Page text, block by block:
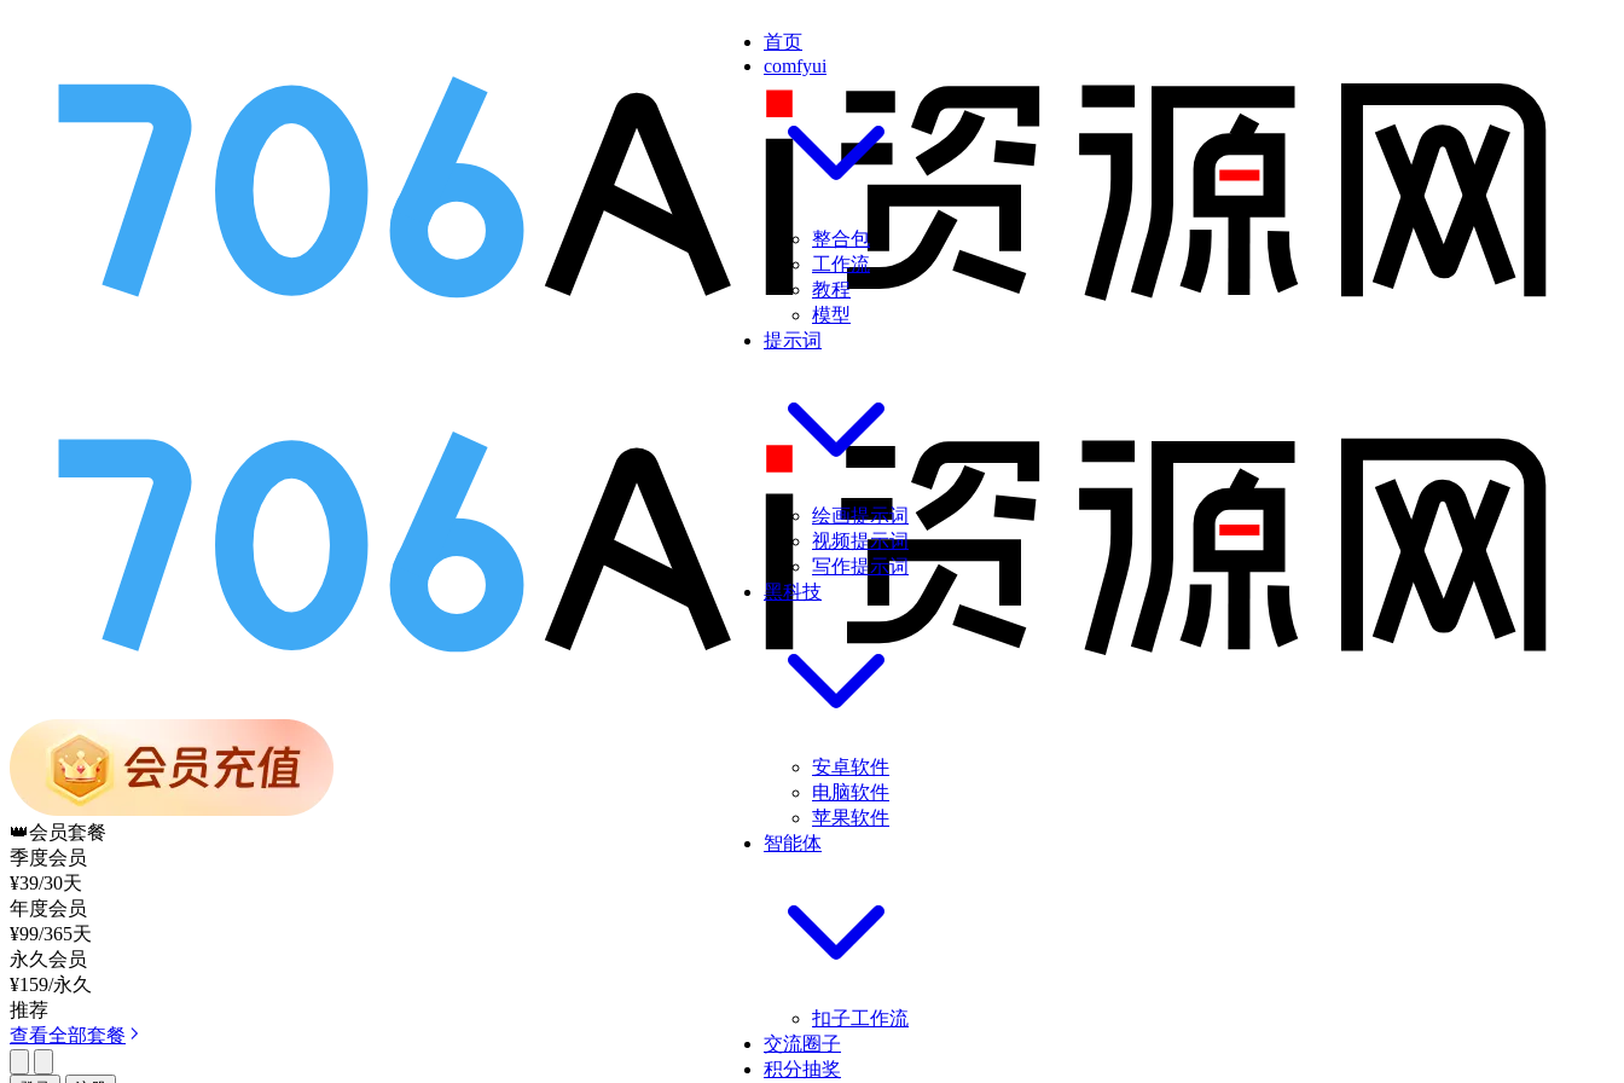
首页
comfyui
整合包
工作流
教程
模型
提示词
绘画提示词
视频提示词
写作提示词
黑科技
安卓软件
电脑软件
苹果软件
智能体
扣子工作流
交流圈子
积分抽奖
👑会员套餐
季度会员
¥39/30天
年度会员
¥99/365天
永久会员
¥159/永久
推荐
查看全部套餐